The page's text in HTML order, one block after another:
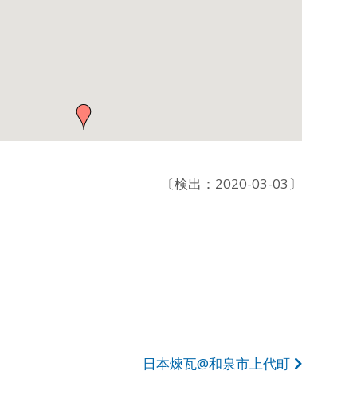
〔検出：2020-03-03〕
日本煉瓦@和泉市上代町